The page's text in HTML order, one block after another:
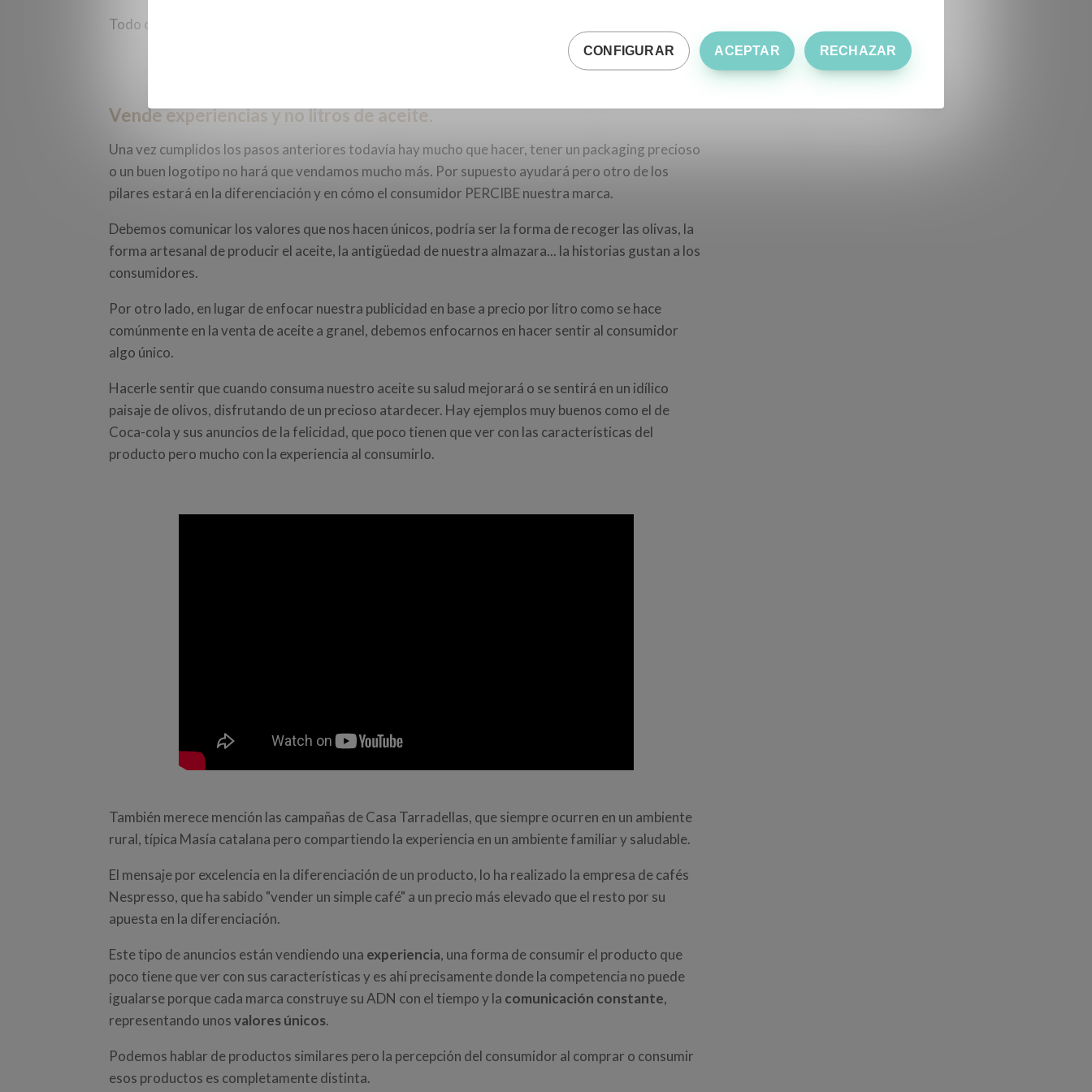
Todo comunica y con esa premisa debemos trabajar siempre para construir una marca de éxito.
Vende experiencias y no litros de aceite.
Una vez cumplidos los pasos anteriores todavía hay mucho que hacer, tener un packaging precioso
o un buen logotipo no hará que vendamos mucho más. Por supuesto ayudará pero otro de los
pilares estará en la diferenciación y en cómo el consumidor PERCIBE nuestra marca.
Debemos comunicar los valores que nos hacen únicos, podría ser la forma de recoger las olivas, la
forma artesanal de producir el aceite, la antigüedad de nuestra almazara... la historias gustan a los
consumidores.
Por otro lado, en lugar de enfocar nuestra publicidad en base a precio por litro como se hace
comúnmente en la venta de aceite a granel, debemos enfocarnos en hacer sentir al consumidor
algo único.
Hacerle sentir que cuando consuma nuestro aceite su salud mejorará o se sentirá en un idílico
paisaje de olivos, disfrutando de un precioso atardecer. Hay ejemplos muy buenos como el de
Coca-cola y sus anuncios de la felicidad, que poco tienen que ver con las características del
producto pero mucho con la experiencia al consumirlo.
También merece mención las campañas de Casa Tarradellas, que siempre ocurren en un ambiente
rural, típica Masía catalana pero compartiendo la experiencia en un ambiente familiar y saludable.
El mensaje por excelencia en la diferenciación de un producto, lo ha realizado la empresa de cafés
Nespresso, que ha sabido "vender un simple café" a un precio más elevado que el resto por su
apuesta en la diferenciación.
Este tipo de anuncios están vendiendo una experiencia, una forma de consumir el producto que
poco tiene que ver con sus características y es ahí precisamente donde la competencia no puede
igualarse porque cada marca construye su ADN con el tiempo y la comunicación constante,
representando unosvalores únicos.
Podemos hablar de productos similares pero la percepción del consumidor al comprar o consumir
esos productos es completamente distinta.
ACEPTAR
CONFIGURAR RECHAZAR